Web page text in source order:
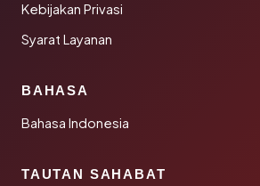
Kebijakan Privasi
Syarat Layanan
BAHASA
Bahasa Indonesia
TAUTAN SAHABAT